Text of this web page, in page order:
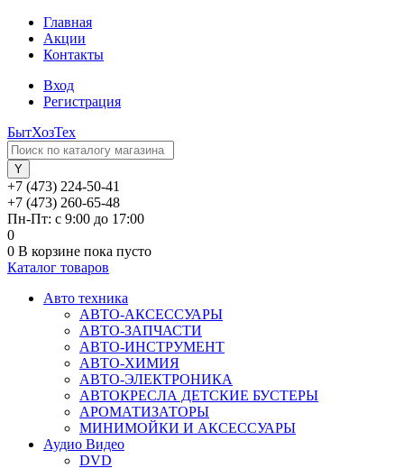
Главная
Акции
Контакты
Вход
Регистрация
БытХозТех
+7 (473) 224-50-41
+7 (473) 260-65-48
Пн-Пт: с 9:00 до 17:00
0
0 В корзине пока пусто
Каталог товаров
Авто техника
АВТО-АКСЕССУАРЫ
АВТО-ЗАПЧАСТИ
АВТО-ИНСТРУМЕНТ
АВТО-ХИМИЯ
АВТО-ЭЛЕКТРОНИКА
АВТОКРЕСЛА ДЕТСКИЕ БУСТЕРЫ
АРОМАТИЗАТОРЫ
МИНИМОЙКИ И АКСЕССУАРЫ
Аудио Видео
DVD